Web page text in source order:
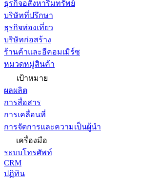
ธุรกิจอสังหาริมทรัพย์
บริษัทที่ปรึกษา
ธุรกิจท่องเที่ยว
บริษัทก่อสร้าง
ร้านค้าและอีคอมเมิร์ซ
หมวดหมู่สินค้า
เป้าหมาย
ผลผลิต
การสื่อสาร
การเคลื่อนที่
การจัดการและความเป็นผู้นำ
เครื่องมือ
ระบบโทรศัพท์
CRM
ปฏิทิน